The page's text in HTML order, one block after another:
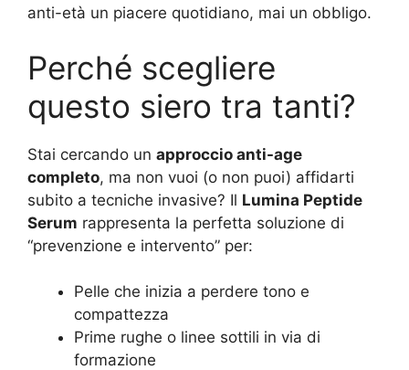
anti-età un piacere quotidiano, mai un obbligo.
Perché scegliere
questo siero tra tanti?
Stai cercando un approccio anti-age
completo, ma non vuoi (o non puoi) affidarti
subito a tecniche invasive? Il Lumina Peptide
Serum rappresenta la perfetta soluzione di
“prevenzione e intervento” per:
Pelle che inizia a perdere tono e
compattezza
Prime rughe o linee sottili in via di
formazione